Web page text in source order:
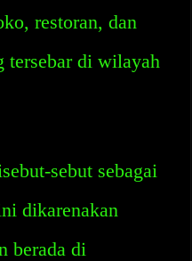
restoran, dan
tersebar di wilayah
sebut sebagai
dikarenakan
berada di